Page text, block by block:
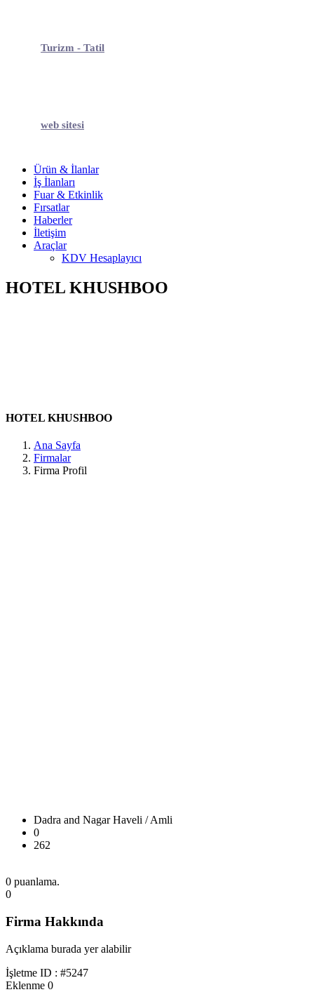
Turizm - Tatil
web sitesi
Ürün & İlanlar
İş İlanları
Fuar & Etkinlik
Fırsatlar
Haberler
İletişim
Araçlar
KDV Hesaplayıcı
HOTEL KHUSHBOO
HOTEL KHUSHBOO
Ana Sayfa
Firmalar
Firma Profil
Dadra and Nagar Haveli / Amli
0
262
0 puanlama.
0
Firma Hakkında
Açıklama burada yer alabilir
İşletme ID : #5247
Eklenme 0